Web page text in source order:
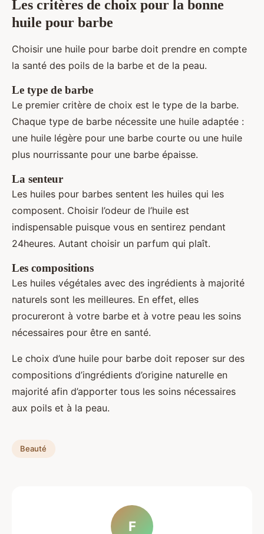
Les critères de choix pour la bonne
huile pour barbe
Choisir une huile pour barbe doit prendre en compte
la santé des poils de la barbe et de la peau.
Le type de barbe
Le premier critère de choix est le type de la barbe.
Chaque type de barbe nécessite une huile adaptée :
une huile légère pour une barbe courte ou une huile
plus nourrissante pour une barbe épaisse.
La senteur
Les huiles pour barbes sentent les huiles qui les
composent. Choisir l’odeur de l’huile est
indispensable puisque vous en sentirez pendant
24heures. Autant choisir un parfum qui plaît.
Les compositions
Les huiles végétales avec des ingrédients à majorité
naturels sont les meilleures. En effet, elles
procureront à votre barbe et à votre peau les soins
nécessaires pour être en santé.
Le choix d’une huile pour barbe doit reposer sur des
compositions d’ingrédients d’origine naturelle en
majorité afin d’apporter tous les soins nécessaires
aux poils et à la peau.
Beauté
F